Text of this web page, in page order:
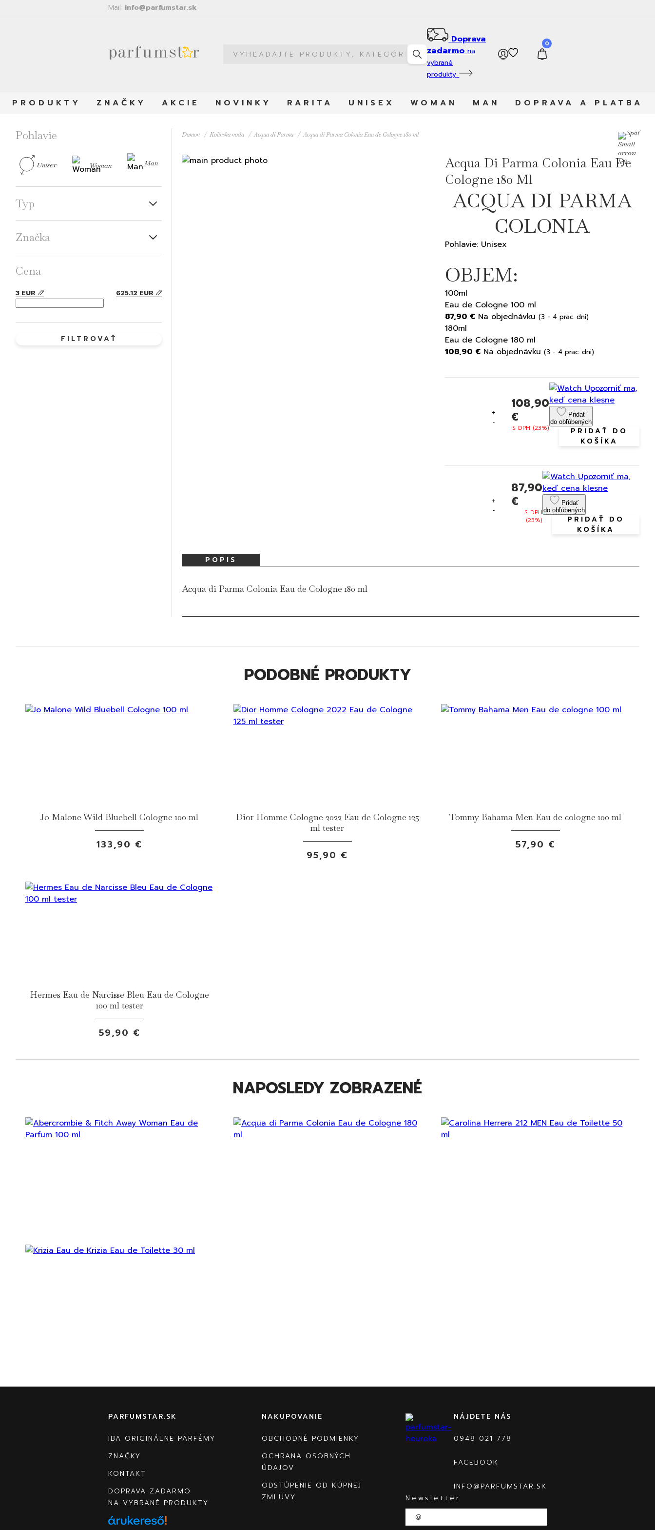
Mail: info@parfumstar.sk
Doprava
zadarmo na
vybrané
produkty
0
PRODUKTY ZNAČKY AKCIE NOVINKY RARITA UNISEX WOMAN MAN DOPRAVA A PLATBA
Pohlavie
Unisex Woman Man
Typ
Značka
Cena
3 EUR 625.12 EUR
FILTROVAŤ
Domov Kolínska voda Acqua di Parma Acqua di Parma Colonia Eau de Cologne 180 ml Späť
Acqua Di Parma Colonia Eau De
Cologne 180 Ml
ACQUA DI PARMA
COLONIA
Pohlavie: Unisex
OBJEM:
100ml
Eau de Cologne 100 ml
87,90 € Na objednávku (3 - 4 prac. dni)
180ml
Eau de Cologne 180 ml
108,90 € Na objednávku (3 - 4 prac. dni)
+
-
108,90
€
S DPH (23%)
Upozorniť ma,
keď cena klesne
Pridať
do obľúbených
PRIDAŤ DO
KOŠÍKA
+
-
87,90
€
S DPH
(23%)
Upozorniť ma,
keď cena klesne
Pridať
do obľúbených
PRIDAŤ DO
KOŠÍKA
POPIS
Acqua di Parma Colonia Eau de Cologne 180 ml
PODOBNÉ PRODUKTY
Jo Malone Wild Bluebell Cologne 100 ml
133,90 €
Dior Homme Cologne 2022 Eau de Cologne 125
ml tester
95,90 €
Tommy Bahama Men Eau de cologne 100 ml
57,90 €
Hermes Eau de Narcisse Bleu Eau de Cologne
100 ml tester
59,90 €
NAPOSLEDY ZOBRAZENÉ
PARFUMSTAR.SK
IBA ORIGINÁLNE PARFÉMY
ZNAČKY
KONTAKT
DOPRAVA ZADARMO
NA VYBRANÉ PRODUKTY
NAKUPOVANIE
OBCHODNÉ PODMIENKY
OCHRANA OSOBNÝCH
ÚDAJOV
ODSTÚPENIE OD KÚPNEJ
ZMLUVY
NÁJDETE NÁS
0948 021 778
FACEBOOK
INFO@PARFUMSTAR.SK
Newsletter